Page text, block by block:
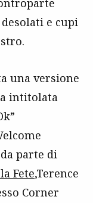
e cupi
una versione
intitolata
parte di
Fete,Terence
Corner